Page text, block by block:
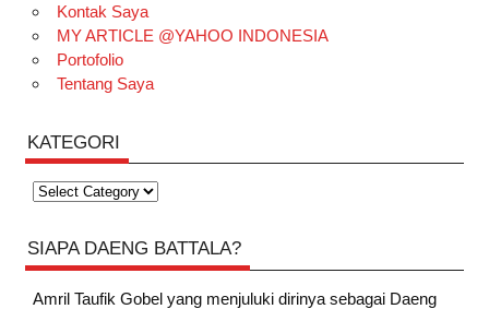
Kontak Saya
MY ARTICLE @YAHOO INDONESIA
Portofolio
Tentang Saya
KATEGORI
Kategori
SIAPA DAENG BATTALA?
Amril Taufik Gobelyang menjuluki dirinya sebagai Daeng